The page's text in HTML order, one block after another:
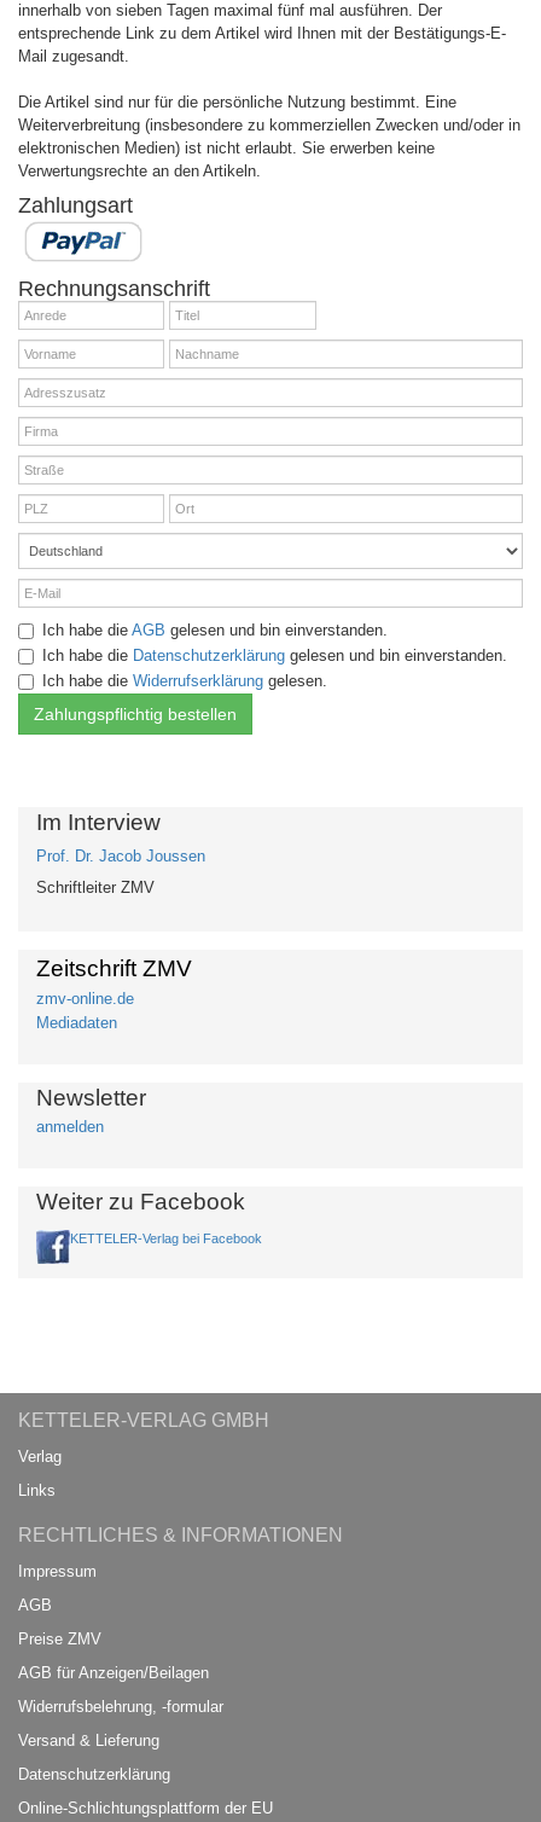
innerhalb von sieben Tagen maximal fünf mal ausführen. Der
entsprechende Link zu dem Artikel wird Ihnen mit der Bestätigungs-E-
Mail zugesandt.
Die Artikel sind nur für die persönliche Nutzung bestimmt. Eine
Weiterverbreitung (insbesondere zu kommerziellen Zwecken und/oder in
elektronischen Medien) ist nicht erlaubt. Sie erwerben keine
Verwertungsrechte an den Artikeln.
Zahlungsart
Rechnungsanschrift
Ich habe die AGB gelesen und bin einverstanden.
Ich habe die Datenschutzerklärung gelesen und bin einverstanden.
Ich habe die Widerrufserklärung gelesen.
Im Interview
Prof. Dr. Jacob Joussen
Schriftleiter ZMV
Zeitschrift ZMV
zmv-online.de
Mediadaten
Newsletter
anmelden
Weiter zu Facebook
KETTELER-Verlag bei Facebook
KETTELER-VERLAG GMBH
Verlag
Links
RECHTLICHES & INFORMATIONEN
Impressum
AGB
Preise ZMV
AGB für Anzeigen/Beilagen
Widerrufsbelehrung, -formular
Versand & Lieferung
Datenschutzerklärung
Online-Schlichtungsplattform der EU